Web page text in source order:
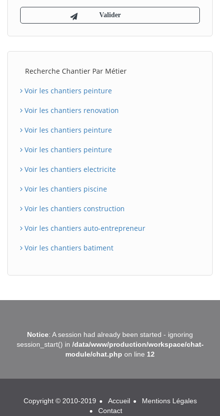
Recherche Chantier Par Métier
Voir les chantiers peinture
Voir les chantiers renovation
Voir les chantiers peinture
Voir les chantiers peinture
Voir les chantiers electricite
Voir les chantiers piscine
Voir les chantiers construction
Voir les chantiers auto-entrepreneur
Voir les chantiers batiment
Notice: A session had already been started - ignoring
session_start() in /data/www/production/workspace/chat-
module/chat.php on line 12
B
Assistant en ligne
Copyright © 2010-2019 Accueil
Mentions Légales
Contact